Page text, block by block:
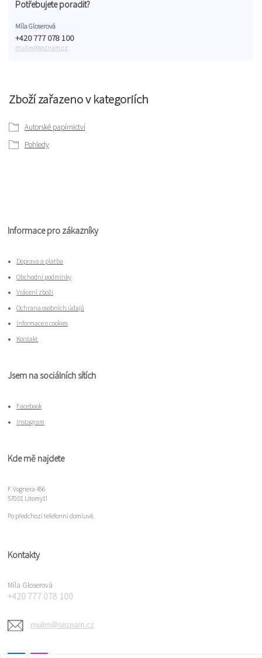
Zboží zařazeno v kategoriích
Autorské papírnictví
Pohledy
Potřebujete poradit?
Míla Gloserová
+420 777 078 100
mulim@seznam.cz
Informace pro zákazníky
Doprava a platba
Obchodní podmínky
Vrácení zboží
Ochrana osobních údajů
Informace o cookies
Kontakt
Jsem na sociálních sítích
Facebook
Instagram
Kde mě najdete
F. Vognera 456
570 01 Litomyšl
Po předchozí telefonní domluvě.
Kontakty
Míla Gloserová
+420 777 078 100
mulim@seznam.cz